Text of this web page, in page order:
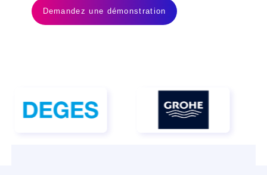
Demandez une démonstration